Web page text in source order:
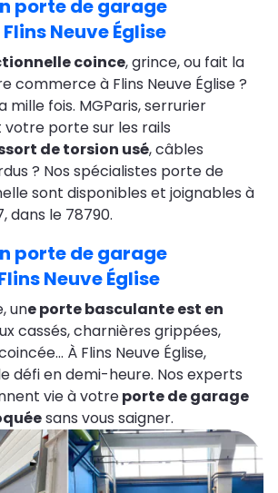
porte de garage
Neuve Église
coince, grince, ou fait la
commerce à Flins Neuve Église ?
mille fois. MGParis, serrurier
porte sur les rails
de torsion usé, câbles
? Nos spécialistes porte de
sont disponibles et joignables à
dans le 78790.
porte de garage
Neuve Église
une porte basculante est en
cassés, charnières grippées,
À Flins Neuve Église,
défi en demi-heure. Nos experts
vie à votreporte de garage
sans vous saigner.